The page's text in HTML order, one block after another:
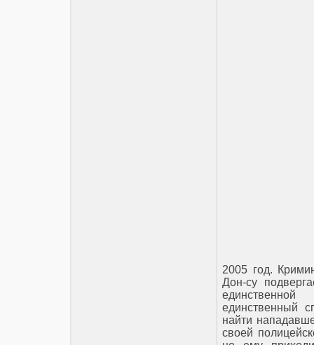
2005 год.
Дон-су
единственный
найти
своей